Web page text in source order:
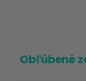
Obľúbené